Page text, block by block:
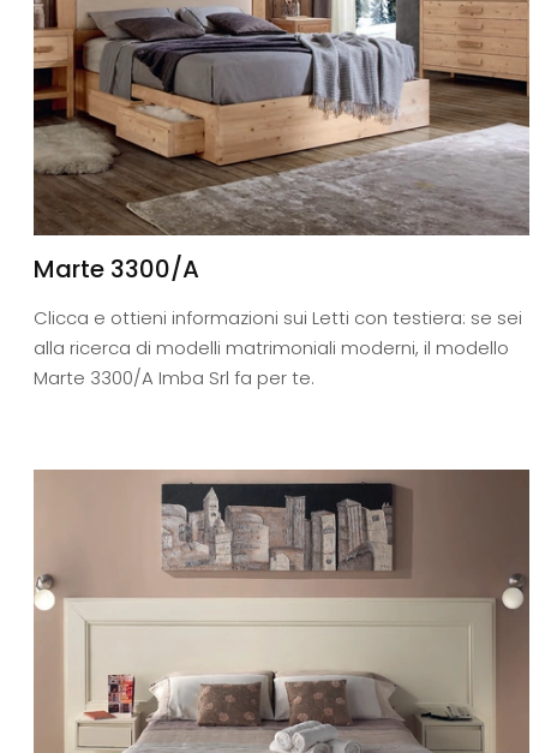
Marte 3300/A
Clicca e ottieni informazioni sui Letti con testiera: se sei
alla ricerca di modelli matrimoniali moderni, il modello
Marte 3300/A Imba Srl fa per te.